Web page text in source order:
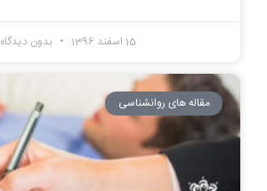
15 اسفند 1396 بدون دیدگاه
مقاله های روانشناسی